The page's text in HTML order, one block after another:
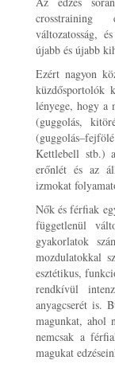
crosstraining
változatosság,
újabb és újabb
Ezért nagyon
küzdősportolók
lényege, hogy a
(guggolás,
Kettlebell stb.)
erőnlét és az
izmokat
Nők és férfiak
függetlenül
gyakorlatok
mozdulatokkal
esztétikus,
rendkívül
anyagcserét is.
magunkat, ahol
nemcsak a
magukat